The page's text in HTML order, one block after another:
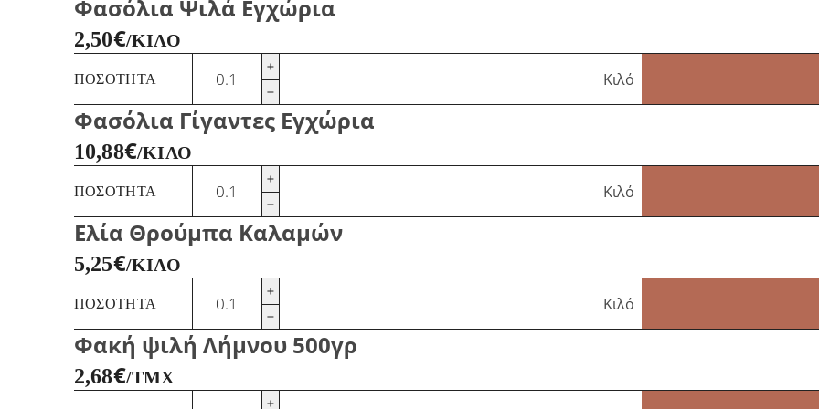
Φασόλια Ψιλά Εγχώρια
2,50€/ΚΙΛΌ
ΠΟΣΌΤΗΤΑ
Ψιλά
Εγχώρια
ποσότητα
Κιλό
Φασόλια Γίγαντες Εγχώρια
10,88€/ΚΙΛΌ
ΠΟΣΌΤΗΤΑ
Γίγαντες
Εγχώρια
ποσότητα
Κιλό
Ελία Θρούμπα Καλαμών
5,25€/ΚΙΛΌ
ΠΟΣΌΤΗΤΑ
Θρούμπα
Καλαμών
ποσότητα
Κιλό
Φακή ψιλή Λήμνου 500γρ
2,68€/ΤΜΧ